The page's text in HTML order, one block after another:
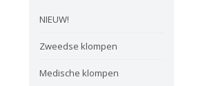
NIEUW!
Zweedse klompen
Medische klompen